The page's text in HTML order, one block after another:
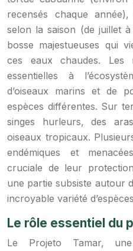
recensés chaque
selon la saison (de juillet
bosse majestueuses qui
ces eaux chaudes. Les
essentielles à
d’oiseaux marins et de
espèces différentes. Sur
singes hurleurs, des
oiseaux tropicaux.
endémiques et
cruciale de leur
une partie subsiste autour
incroyable variété
Le rôle essentiel du
Le Projeto Tamar, une